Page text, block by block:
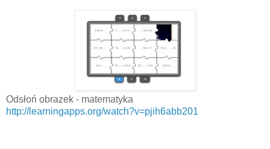
Odsłoń obrazek - matematyka
http://learningapps.org/watch?v=pjih6abb201